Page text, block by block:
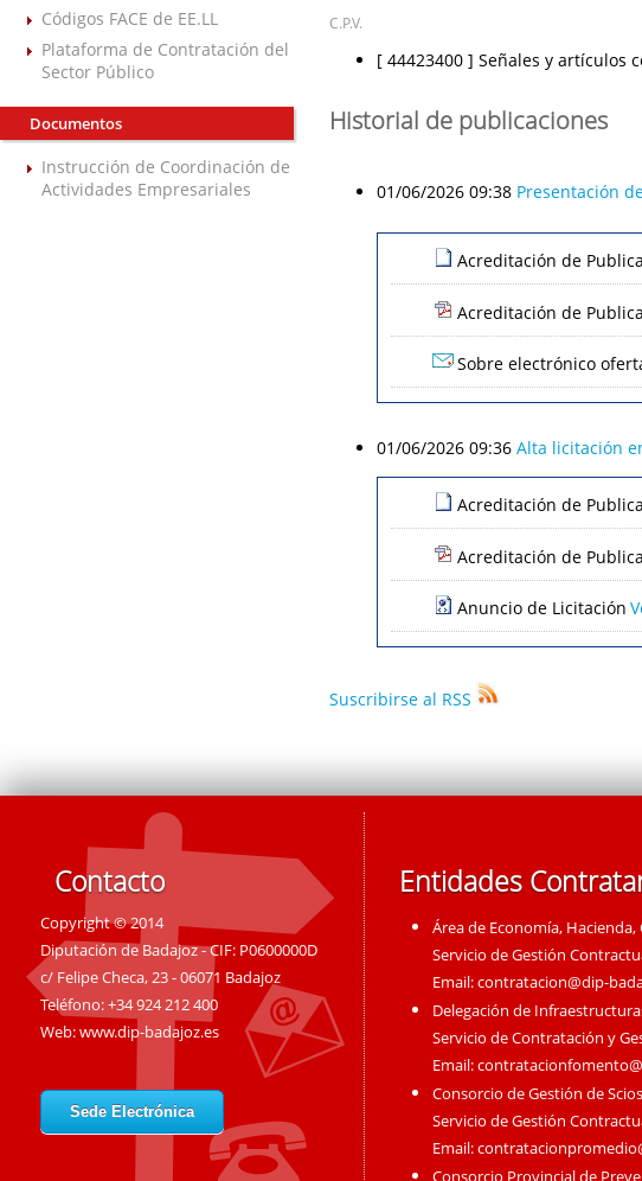
Códigos FACE de EE.LL
Plataforma de Contratación del
Sector Público
Documentos
Instrucción de Coordinación de
Actividades Empresariales
C.P.V.
[ 44423400 ] Señales y artículos
Historial de publicaciones
01/06/2026 09:38 Presentación
Acreditación de
Acreditación de
Sobre electrónico
01/06/2026 09:36 Alta licitación
Acreditación de
Acreditación de
Anuncio de Licitación
Suscribirse al RSS
Contacto
Copyright © 2014
Diputación de Badajoz - CIF: P0600000D
c/ Felipe Checa, 23 - 06071 Badajoz
Teléfono: +34 924 212 400
Web:www.dip-badajoz.es
Sede Electrónica
Entidades
Área de Economía,
Servicio de Gestión
Email:contratacion@dip-
Delegación de
Servicio de Contratación y
Email:
Consorcio de Gestión de
Servicio de Gestión
Email:
Consorcio Provincial de